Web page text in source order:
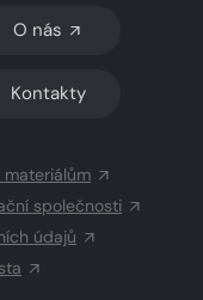
O nás
Kontakty
společnosti
údajů